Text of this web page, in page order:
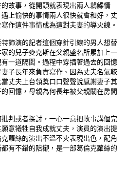
故事，從開頭就表現出兩人鶼鰈情
上愉快的事情兩人很快就會和好，丈
作這件事情成為這對夫妻的導火線。
飾演的記者這個穿針引線的男人想替
的兒子麥克斯在父親盛名所累加上一
一道隔閡。過程中穿插著過去的回憶
子長年來負責寫作、因為丈夫名氣較
丈夫上台領獎口口聲聲說感謝妻子其
回憶，母親為何長年被父親關在房間
判或者探討，一心一意把故事講個完
意犧牲自我成就丈夫，演員的演出提
蘿絲的演出不溫不火表現出色，配角
有不錯的陪襯，是一部葛倫克蘿絲的